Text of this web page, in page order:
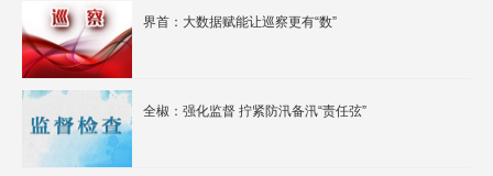
界首：大数据赋能让巡察更有“数”
全椒：强化监督 拧紧防汛备汛“责任弦”